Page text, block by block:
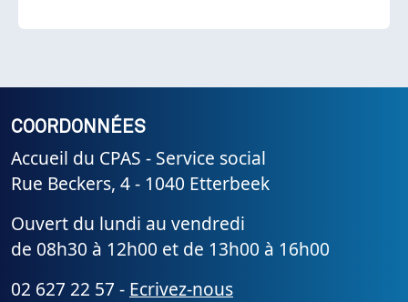
COORDONNÉES
Accueil du CPAS - Service social
Rue Beckers, 4 - 1040 Etterbeek
Ouvert du lundi au vendredi
de 08h30 à 12h00 et de 13h00 à 16h00
02 627 22 57 - Ecrivez-nous